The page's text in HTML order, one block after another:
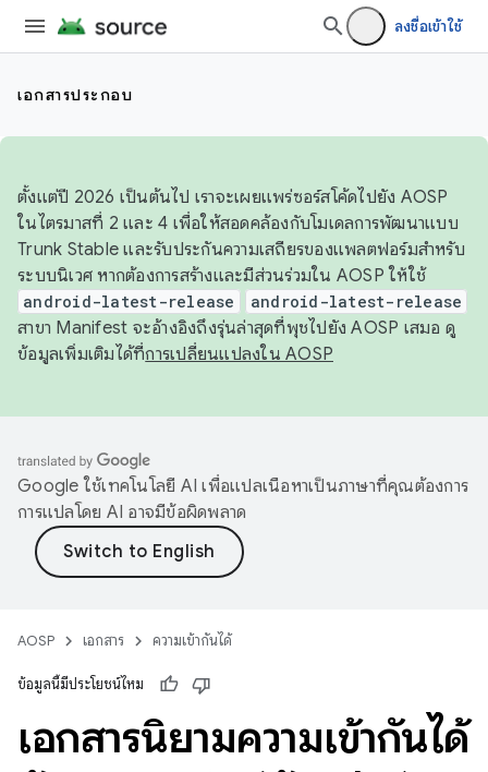
ลงชื่อเข้าใช้
เอกสารประกอบ
ตั้งแต่ปี 2026 เป็นต้นไป เราจะเผยแพร่ซอร์สโค้ดไปยัง AOSP
ในไตรมาสที่ 2 และ 4 เพื่อให้สอดคล้องกับโมเดลการพัฒนาแบบ
Trunk Stable และรับประกันความเสถียรของแพลตฟอร์มสำหรับ
ระบบนิเวศ หากต้องการสร้างและมีส่วนร่วมใน AOSP ให้ใช้
android-latest-release android-latest-release
สาขา Manifest จะอ้างอิงถึงรุ่นล่าสุดที่พุชไปยัง AOSP เสมอ ดู
ข้อมูลเพิ่มเติมได้ที่การเปลี่ยนแปลงใน AOSP
Google ใช้เทคโนโลยี AI เพื่อแปลเนื้อหาเป็นภาษาที่คุณต้องการ
การแปลโดย AI อาจมีข้อผิดพลาด
AOSP เอกสาร ความเข้ากันได้
ข้อมูลนี้มีประโยชน์ไหม
เอกสารนิยามความเข้ากันได้